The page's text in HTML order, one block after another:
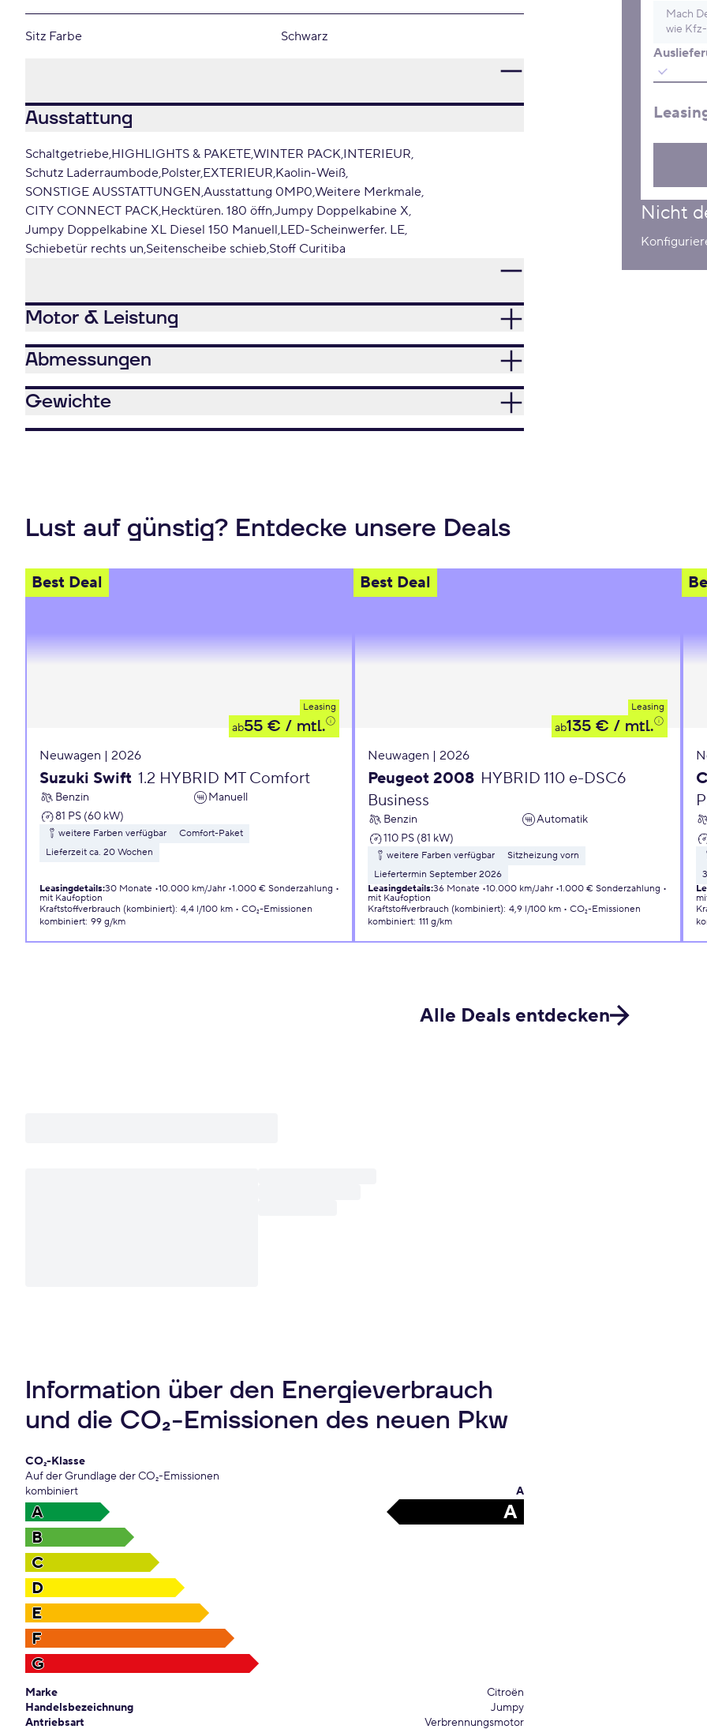
Mach
wie
Nicht
Sitz Farbe Schwarz
Ausstattung
Schaltgetriebe HIGHLIGHTS & PAKETEWINTER PACK INTERIEUR
Schutz Laderraumbode Polster EXTERIEUR Kaolin-Weiß
SONSTIGE AUSSTATTUNGEN Ausstattung 0MP0 Weitere Merkmale
CITY CONNECT PACK Hecktüren. 180 öffn Jumpy Doppelkabine X
Jumpy Doppelkabine XL Diesel 150 Manuell LED-Scheinwerfer. LE
Schiebetür rechts un Seitenscheibe schieb Stoff Curitiba
Motor & Leistung
Abmessungen
Gewichte
Lust auf günstig? Entdecke unsere Deals
Best Deal
Leasing
ab55 € / mtl.
Neuwagen | 2026
Suzuki Swift 1.2 HYBRID MT Comfort
Benzin
Manuell
81 PS (60 kW)
weitere Farben verfügbar
Comfort-Paket
Lieferzeit ca. 20 Wochen
Leasingdetails:30 Monate 10.000 km/Jahr 1.000 € Sonderzahlung
mit Kaufoption
Kraftstoffverbrauch (kombiniert): 4,4 l/100 km
CO₂-Emissionen
kombiniert: 99 g/km
Best Deal
Leasing
ab135 € / mtl.
Neuwagen | 2026
Peugeot 2008 HYBRID 110 e-DSC6
Business
Benzin
Automatik
110 PS (81 kW)
weitere Farben verfügbar
Sitzheizung vorn
Liefertermin September 2026
Leasingdetails:36 Monate 10.000 km/Jahr 1.000 € Sonderzahlung
mit Kaufoption
Kraftstoffverbrauch (kombiniert): 4,9 l/100 km
CO₂-Emissionen
kombiniert: 111 g/km
Alle Deals entdecken
Information über den Energieverbrauch
und die CO₂-Emissionen des neuen Pkw
CO₂-Klasse
Auf der Grundlage der CO₂-Emissionen
kombiniert
A
A A
B
C
D
E
F
G
Marke
Citroën
Handelsbezeichnung
Jumpy
Antriebsart
Verbrennungsmotor